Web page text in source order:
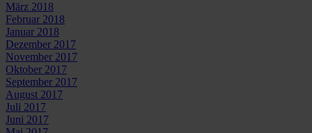
März 2018
Februar 2018
Januar 2018
Dezember 2017
November 2017
Oktober 2017
September 2017
August 2017
Juli 2017
Juni 2017